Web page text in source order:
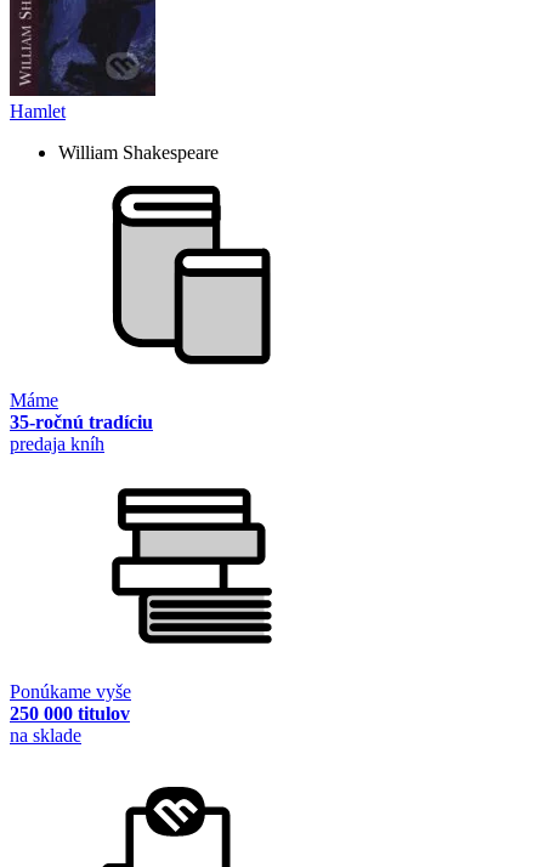
Hamlet
William Shakespeare
Máme
35-ročnú tradíciu
predaja kníh
Ponúkame vyše
250 000 titulov
na sklade